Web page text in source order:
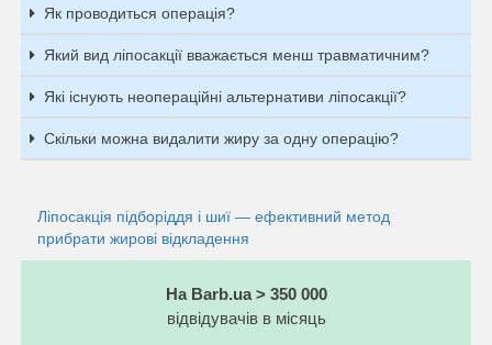
Як проводиться операція?
Який вид ліпосакції вважається менш травматичним?
Які існують неопераційні альтернативи ліпосакції?
Скільки можна видалити жиру за одну операцію?
Ліпосакція підборіддя і шиї — ефективний метод
прибрати жирові відкладення
На Barb.ua > 350 000
відвідувачів в місяць